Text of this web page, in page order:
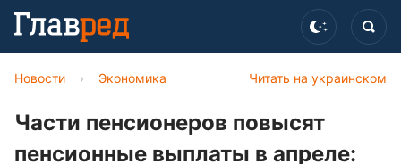
Читать на украинском
Новости › Экономика
Части пенсионеров повысят
пенсионные выплаты в апреле: